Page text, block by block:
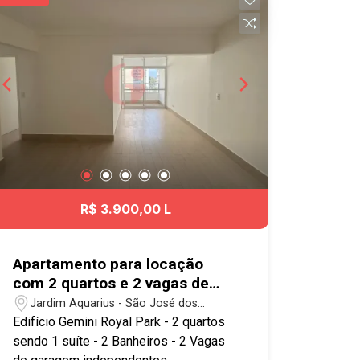
vias da cidade, como Avenida
facilitando a mobilidade para outras
regiões de São José dos Campos.
Agende já sua visita!! #imobiliaria
#geraçãoimóveis #aptolocação
#aptolocaçãoSJC #JardimOriente
R$ 3.900,00 L
Apartamento para locação
com 2 quartos e 2 vagas de
garagem- 77m² no bairro
Jardim Aquarius
Jardim Aquarius - São José dos
Campos/SP
Edifício Gemini Royal Park - 2 quartos
sendo 1 suíte - 2 Banheiros - 2 Vagas